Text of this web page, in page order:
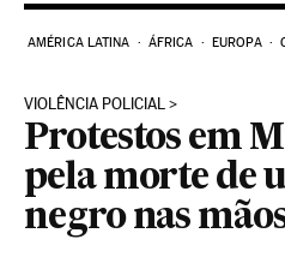
AMÉRICA LATINA ÁFRICA EUROPA
VIOLÊNCIA POLICIAL
Protestos em
pela morte de
negro nas